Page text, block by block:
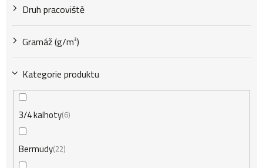
ů Druh pracoviště
Gramáž (g/m²)
Kategorie produktu
3/4 kalhoty 6
Bermudy 22